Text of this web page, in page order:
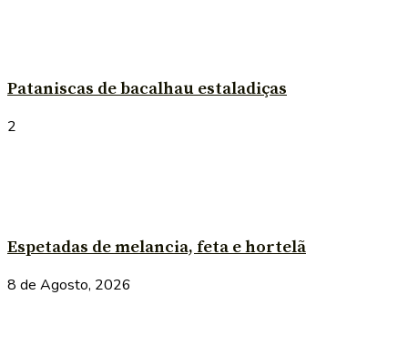
Pataniscas de bacalhau estaladiças
2
Espetadas de melancia, feta e hortelã
8 de Agosto, 2026